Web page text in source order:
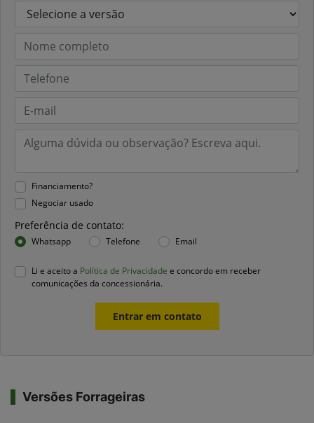
Financiamento?
Negociar usado
Preferência de contato:
Whatsapp Telefone Email
Li e aceito a Política de Privacidade e concordo em receber
comunicações da concessionária.
Entrar em contato
Versões Forrageiras